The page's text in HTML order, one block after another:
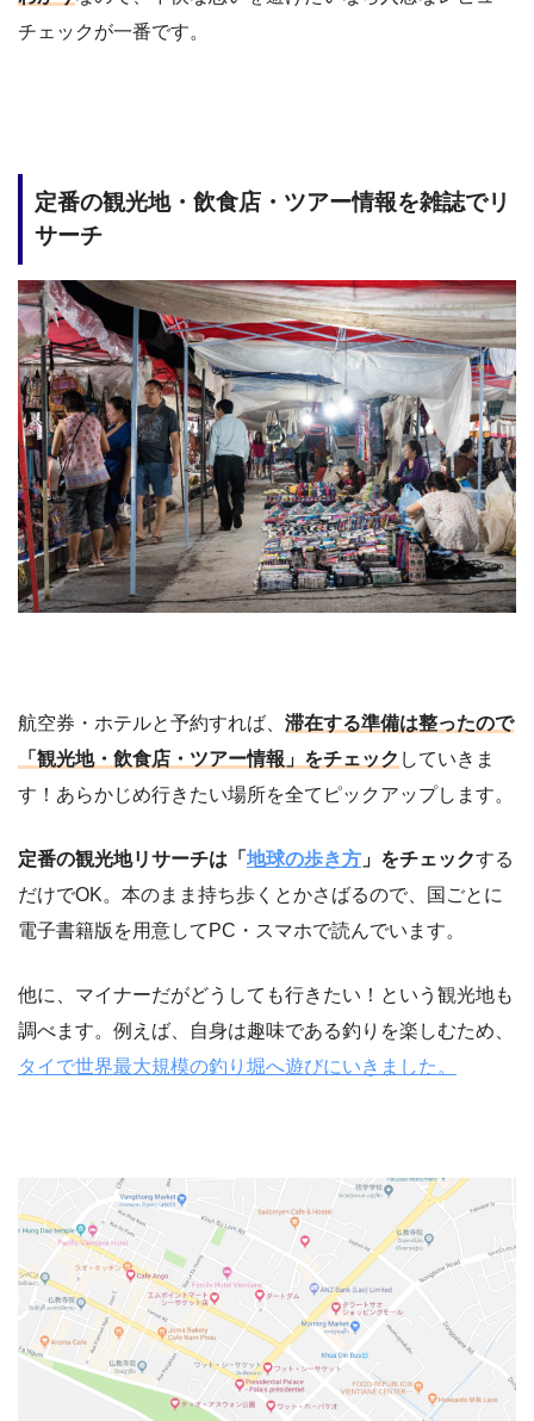
チェックが一番です。
定番の観光地・飲食店・ツアー情報を雑誌でリ
サーチ
航空券・ホテルと予約すれば、 滞在する準備は整ったので
「観光地・飲食店・ツアー情報」をチェック していきま
す！あらかじめ行きたい場所を全てピックアップします。
定番の観光地リサーチは「 地球の歩き方 」をチェックする
だけでOK。本のまま持ち歩くとかさばるので、国ごとに
電子書籍版を用意してPC・スマホで読んでいます。
他に、マイナーだがどうしても行きたい！という観光地も
調べます。例えば、自身は趣味である釣りを楽しむため、
タイで世界最大規模の釣り堀へ遊びにいきました。